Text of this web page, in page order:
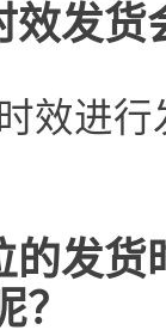
效发货
效进
的发